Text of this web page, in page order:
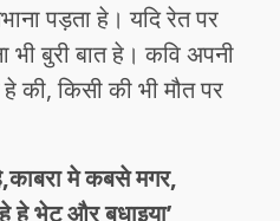
पड़ता हे। यदि रेत पर
भी बुरी बात हे। कवि अपनी
की, किसी की भी मौत पर
मे कबसे मगर,
हे भेट और बधाइया’